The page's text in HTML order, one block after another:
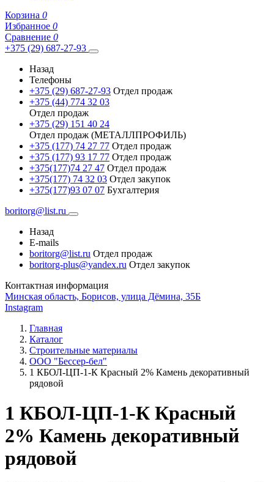
Корзина 0
Избранное 0
Сравнение 0
+375 (29) 687-27-93
Назад
Телефоны
+375 (29) 687-27-93 Отдел продаж
+375 (44) 774 32 03
Отдел продаж
+375 (29) 151 40 24
Отдел продаж (МЕТАЛЛПРОФИЛЬ)
+375 (177) 74 27 77 Отдел продаж
+375 (177) 93 17 77 Отдел продаж
+375(177)74 27 47 Отдел продаж
+375(177) 74 32 03 Отдел закупок
+375(177)93 07 07 Бухгалтерия
boritorg@list.ru
Назад
E-mails
boritorg@list.ru Отдел продаж
boritorg-plus@yandex.ru Отдел закупок
Контактная информация
Минская область, Борисов, улица Дёмина, 35Б
Instagram
Главная
Каталог
Строительные материалы
ООО "Бессер-бел"
1 КБОЛ-ЦП-1-К Красный 2% Камень декоративный
рядовой
1 КБОЛ-ЦП-1-К Красный
2% Камень декоративный
рядовой